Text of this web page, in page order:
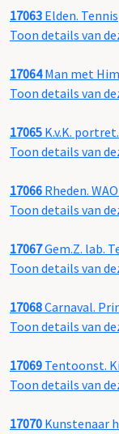
17063 Elden.
Toon details van
17064Man met
Toon details van
17065 K.v.K.
Toon details van
17066 Rheden.
Toon details van
17067Gem.Z. lab.
Toon details van
17068Carnaval.
Toon details van
17069 Tentoonst.
Toon details van
17070 Kunstenaar